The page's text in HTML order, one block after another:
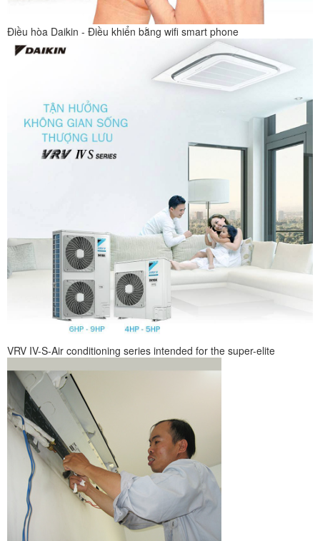
Điều hòa Daikin - Điều khiển bằng wifi smart phone
VRV IV-S-Air conditioning series intended for the super-elite